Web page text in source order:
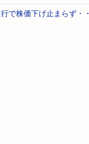
で株価下げ止まらず・・